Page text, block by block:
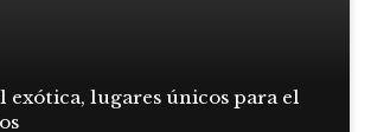
exótica, lugares únicos para el